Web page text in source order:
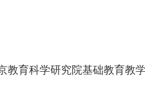
教育科学研究院基础教育教